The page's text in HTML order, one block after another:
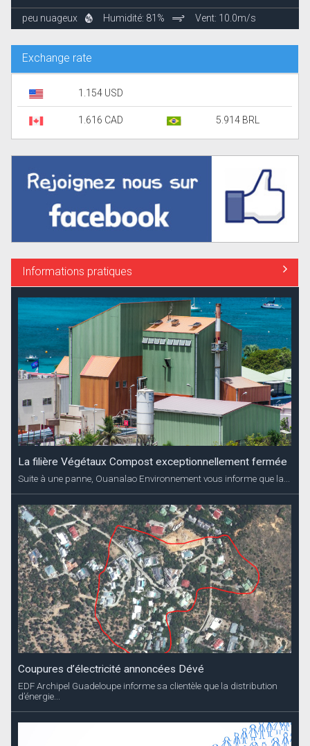
peu nuageux Humidité: 81% Vent: 10.0m/s
Exchange rate
1.154 USD
1.616 CAD 5.914 BRL
Informations pratiques
La filière Végétaux Compost exceptionnellement fermée
Suite à une panne, Ouanalao Environnement vous informe que la...
Coupures d’électricité annoncées Dévé
EDF Archipel Guadeloupe informe sa clientèle que la distribution
d’énergie...